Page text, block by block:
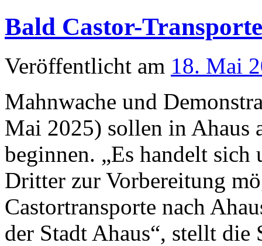
Bald Castor-
Veröffentlicht am 18. Mai
Mahnwache und
Mai 2025) sollen in Ahaus
beginnen. „Es handelt sich
Dritter zur Vorbereitung
Castortransporte nach
der Stadt Ahaus“, stellt